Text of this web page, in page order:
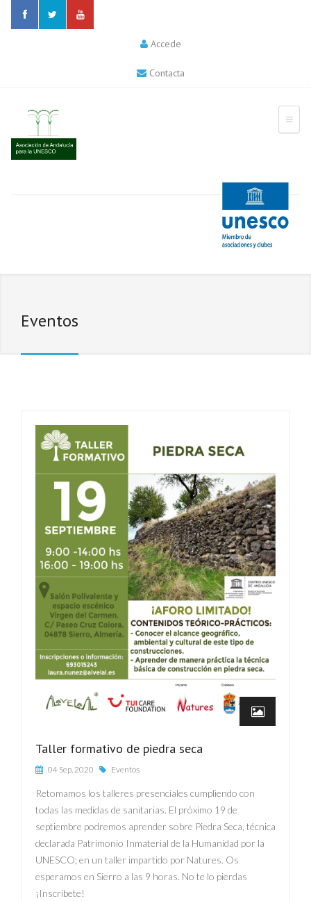
Accede
Contacta
Eventos
Taller formativo de piedra seca
04 Sep, 2020 Eventos
Retomamos los talleres presenciales cumpliendo con
todas las medidas de sanitarias. El próximo 19 de
septiembre podremos aprender sobre Piedra Seca, técnica
declarada Patrimonio Inmaterial de la Humanidad por la
UNESCO; en un taller impartido por Natures. Os
esperamos en Sierro a las 9 horas. No te lo pierdas
¡Inscríbete!